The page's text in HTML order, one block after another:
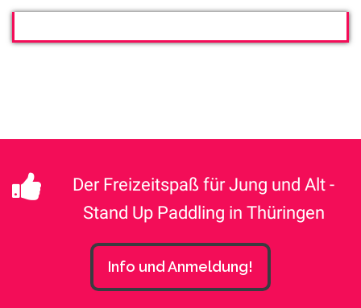
Der Freizeitspaß für Jung und Alt -
Stand Up Paddling in Thüringen
Info und Anmeldung!